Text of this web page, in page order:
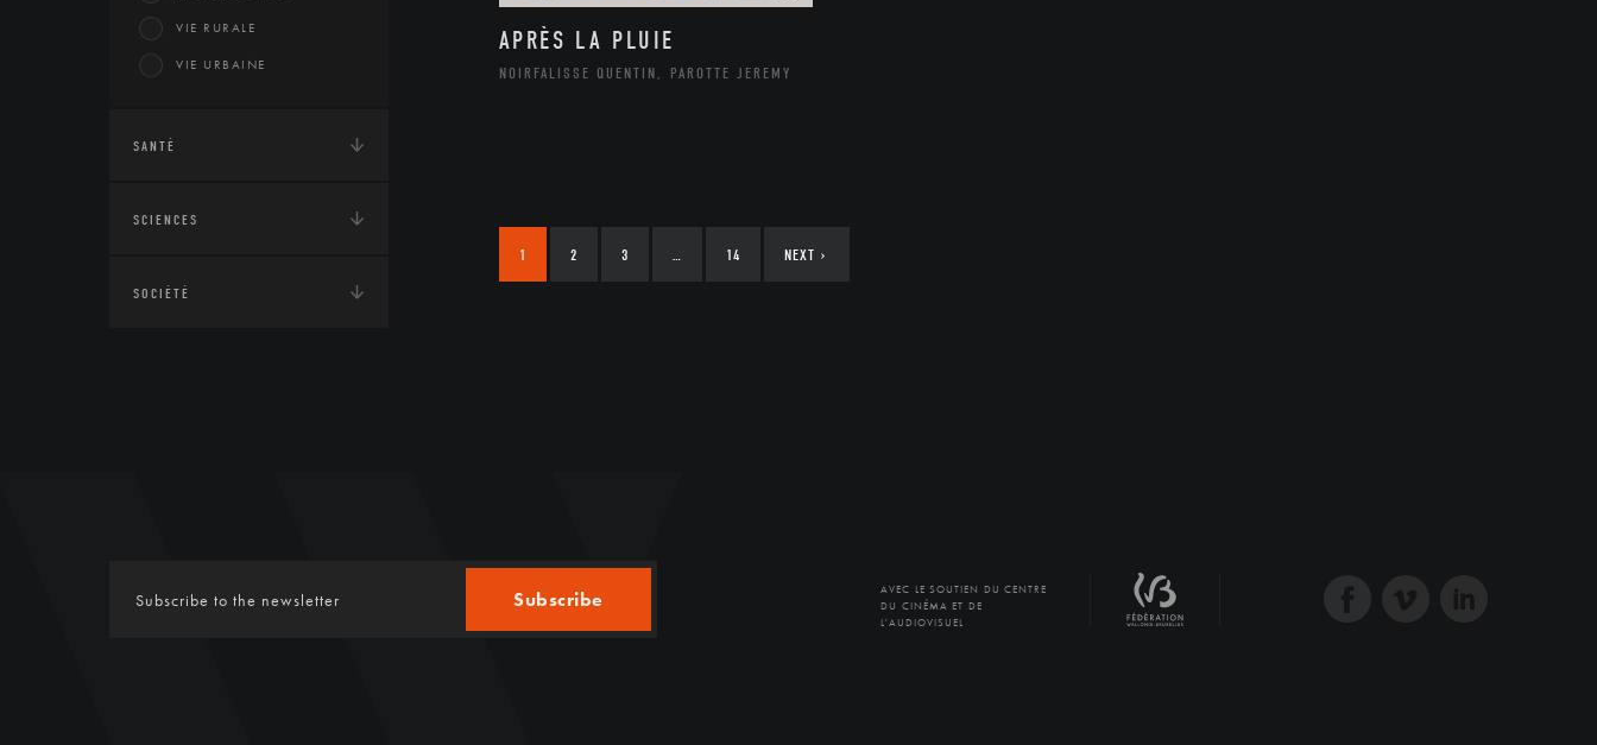
VIE RURALE
VIE URBAINE
SANTÉ
SCIENCES
SOCIÉTÉ
APRÈS LA PLUIE
NOIRFALISSE QUENTIN, PAROTTE JEREMY
1 2 3 14 NEXT ›
Subscribe
AVEC LE SOUTIEN DU CENTRE
DU CINÉMA ET DE
L'AUDIOVISUEL